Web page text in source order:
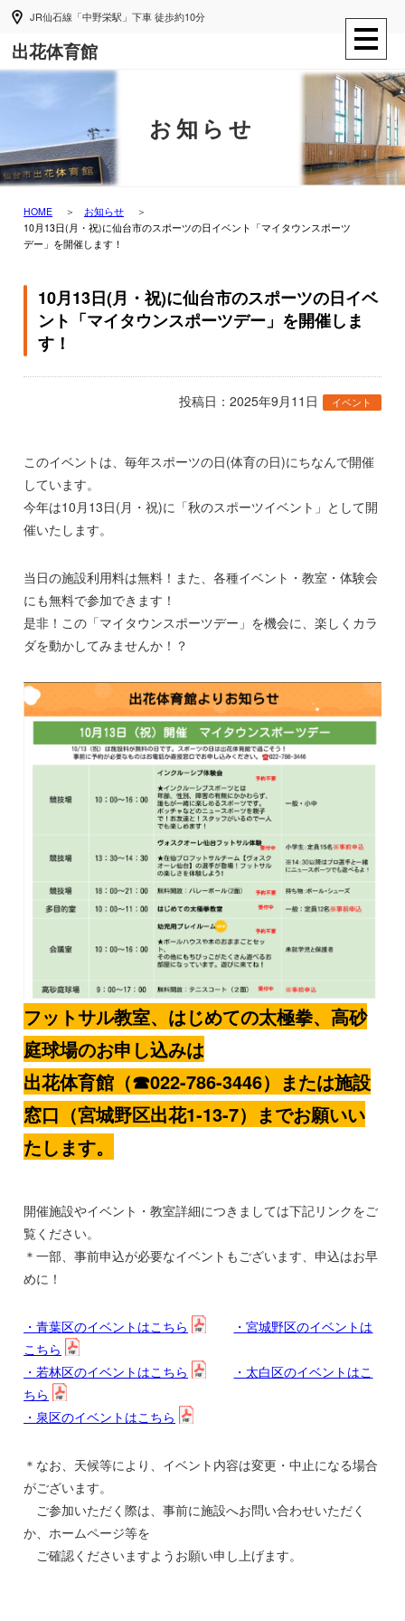
JR仙石線「中野栄駅」下車 徒歩約10分
出花体育館
お知らせ
HOME
お知らせ
10月13日(月・祝)に仙台市のスポーツの日イベント「マイタウンスポーツ
デー」を開催します！
10月13日(月・祝)に仙台市のスポーツの日イベ
ント「マイタウンスポーツデー」を開催しま
す！
投稿日：2025年9月11日 イベント
このイベントは、毎年スポーツの日(体育の日)にちなんで開催
しています。
今年は10月13日(月・祝)に「秋のスポーツイベント」として開
催いたします。
当日の施設利用料は無料！また、各種イベント・教室・体験会
にも無料で参加できます！
是非！この「マイタウンスポーツデー」を機会に、楽しくカラ
ダを動かしてみませんか！？
フットサル教室、はじめての太極拳、高砂
庭球場のお申し込みは
出花体育館（☎022-786-3446）または施設
窓口（宮城野区出花1-13-7）までお願いい
たします。
開催施設やイベント・教室詳細につきましては下記リンクをご
覧ください。
＊一部、事前申込が必要なイベントもございます、申込はお早
めに！
・青葉区のイベントはこちら
・宮城野区のイベントは
こちら
・若林区のイベントはこちら
・太白区のイベントはこ
ちら
・泉区のイベントはこちら
＊なお、天候等により、イベント内容は変更・中止になる場合
がございます。
ご参加いただく際は、事前に施設へお問い合わせいただく
か、ホームページ等を
ご確認くださいますようお願い申し上げます。